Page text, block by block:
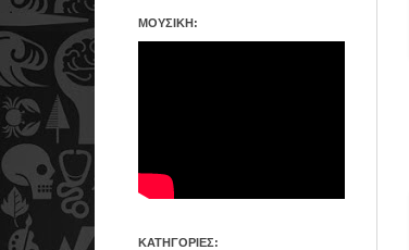
ΜΟΥΣΙΚΗ:
ΚΑΤΗΓΟΡΙΕΣ: